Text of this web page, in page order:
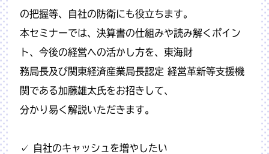
の把握等、自社の防衛にも役立ちます。
本セミナーでは、決算書の仕組みや読み解くポイン
ト、今後の経営への活かし方を、東海財
務局長及び関東経済産業局長認定 経営革新等支援機
関である加藤雄太氏をお招きして、
分かり易く解説いただきます。
✓ 自社のキャッシュを増やしたい